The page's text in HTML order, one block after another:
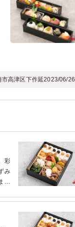
市高津区下作延2023/06/26
彩
み
ご